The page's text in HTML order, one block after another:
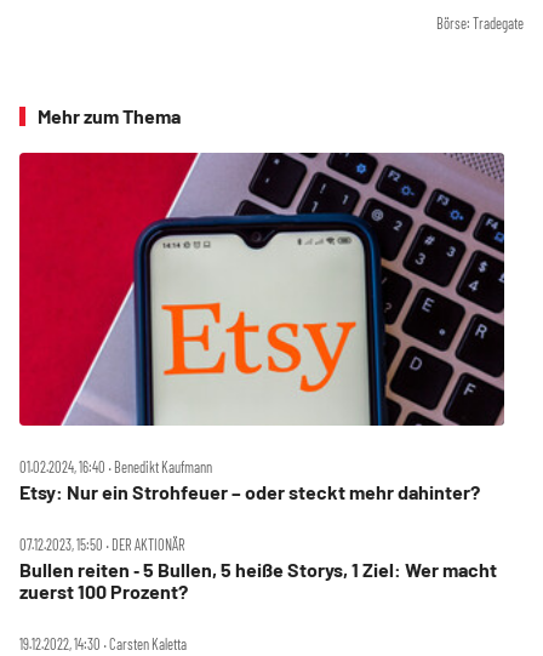
Börse: Tradegate
Mehr zum Thema
01.02.2024, 16:40 ‧ Benedikt Kaufmann
Etsy: Nur ein Strohfeuer – oder steckt mehr dahinter?
07.12.2023, 15:50 ‧ DER AKTIONÄR
Bullen reiten ‑ 5 Bullen, 5 heiße Storys, 1 Ziel: Wer macht
zuerst 100 Prozent?
19.12.2022, 14:30 ‧ Carsten Kaletta